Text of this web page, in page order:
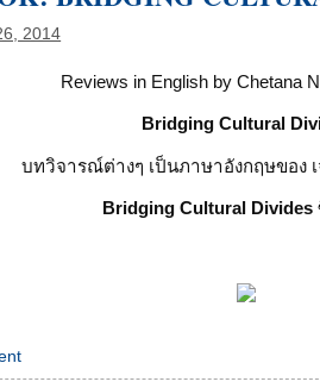
2014
Reviews in English by Chetana
Bridging Cultural
บทวิจารณ์ต่างๆ เป็นภาษาอังกฤษของ
Bridging Cultural Divides